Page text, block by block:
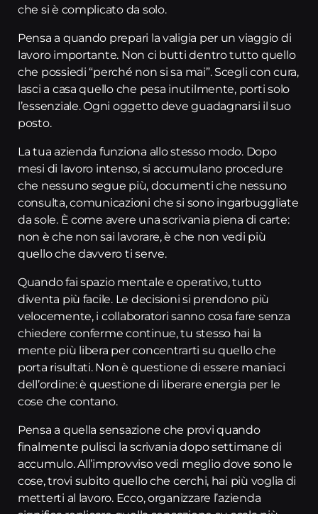
che si è complicato da solo.
Pensa a quando prepari la valigia per un viaggio di
lavoro importante. Non ci butti dentro tutto quello
che possiedi “perché non si sa mai”. Scegli con cura,
lasci a casa quello che pesa inutilmente, porti solo
l’essenziale. Ogni oggetto deve guadagnarsi il suo
posto.
La tua azienda funziona allo stesso modo. Dopo
mesi di lavoro intenso, si accumulano procedure
che nessuno segue più, documenti che nessuno
consulta, comunicazioni che si sono ingarbuggliate
da sole. È come avere una scrivania piena di carte:
non è che non sai lavorare, è che non vedi più
quello che davvero ti serve.
Quando fai spazio mentale e operativo, tutto
diventa più facile. Le decisioni si prendono più
velocemente, i collaboratori sanno cosa fare senza
chiedere conferme continue, tu stesso hai la
mente più libera per concentrarti su quello che
porta risultati. Non è questione di essere maniaci
dell’ordine: è questione di liberare energia per le
cose che contano.
Pensa a quella sensazione che provi quando
finalmente pulisci la scrivania dopo settimane di
accumulo. All’improvviso vedi meglio dove sono le
cose, trovi subito quello che cerchi, hai più voglia di
metterti al lavoro. Ecco, organizzare l’azienda